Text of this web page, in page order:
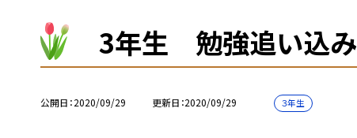
3年生 勉強追い込み
公開日 2020/09/29 更新日 2020/09/29 ３年生